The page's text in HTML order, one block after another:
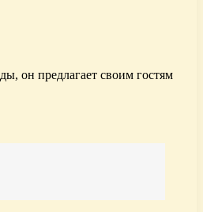
он предлагает своим гостям